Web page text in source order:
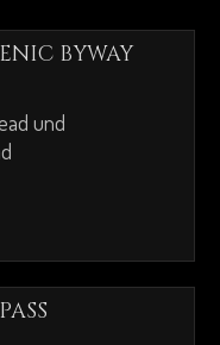
BYWAY
und